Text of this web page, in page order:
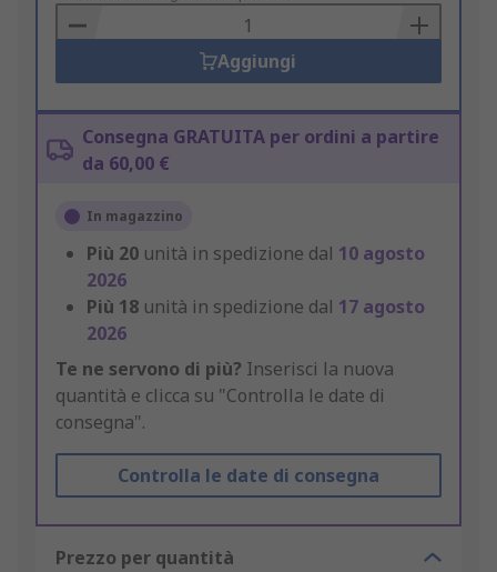
Basket
Aggiungi
Consegna GRATUITA per ordini a partire
da 60,00 €
In magazzino
Più 20 unità in spedizione dal 10 agosto
2026
Più 18 unità in spedizione dal 17 agosto
2026
Te ne servono di più? Inserisci la nuova
quantità e clicca su "Controlla le date di
consegna".
Controlla le date di consegna
Prezzo per quantità